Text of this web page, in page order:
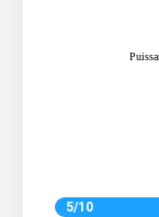
5/10